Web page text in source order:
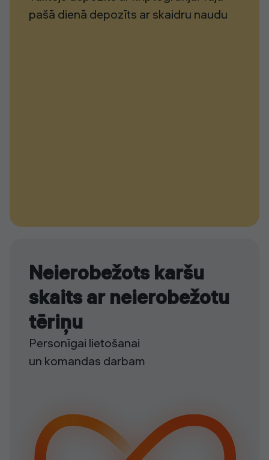
pašā dienā depozīts ar skaidru naudu
Neierobežots karšu
skaits ar neierobežotu
tēriņu
Personīgai lietošanai
un komandas darbam